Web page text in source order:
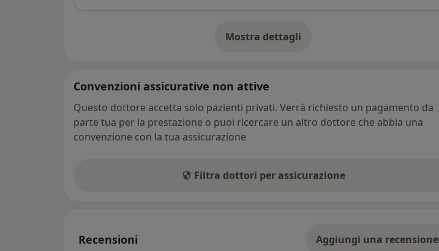
Mostra dettagli
sull'indirizzo
Convenzioni assicurative non attive
Questo dottore accetta solo pazienti privati. Verrà richiesto un pagamento da
parte tua per la prestazione o puoi ricercare un altro dottore che abbia una
convenzione con la tua assicurazione
Filtra dottori per assicurazione
Recensioni Aggiungi una recensione